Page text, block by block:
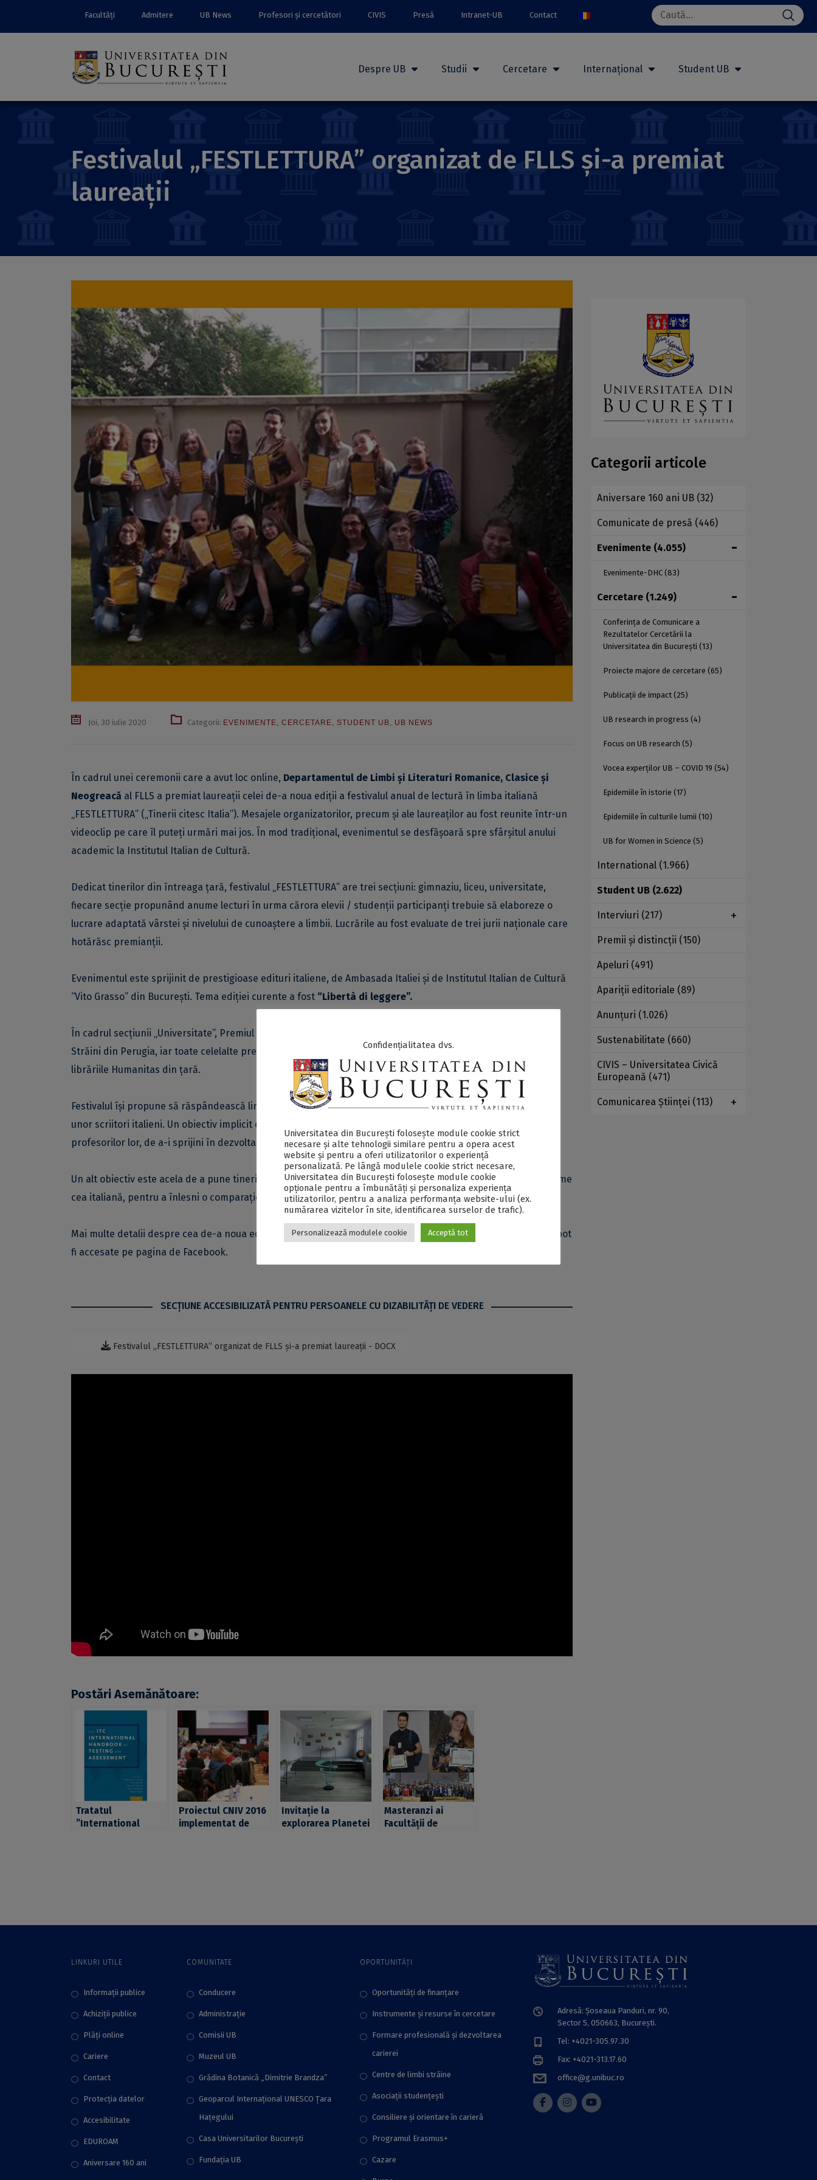
Facultăți Admitere UB News Profesori și cercetători CIVIS Presă Intranet-UB Contact
Search
for:
Despre UB Studii Cercetare Internațional Student UB
Festivalul „FESTLETTURA” organizat de FLLS și-a premiat
laureații
Joi, 30 iulie 2020 Categorii: EVENIMENTE, CERCETARE, STUDENT UB, UB NEWS
În cadrul unei ceremonii care a avut loc online, Departamentul de Limbi şi Literaturi Romanice, Clasice și
Neogreacă al FLLS a premiat laureații celei de-a noua ediții a festivalul anual de lectură în limba italiană
„FESTLETTURA” („Tinerii citesc Italia”). Mesajele organizatorilor, precum și ale laureaților au fost reunite într-un
videoclip pe care îl puteți urmări mai jos. În mod tradițional, evenimentul se desfășoară spre sfârșitul anului
academic la Institutul Italian de Cultură.
Dedicat tinerilor din întreaga țară, festivalul „FESTLETTURA” are trei secțiuni: gimnaziu, liceu, universitate,
fiecare secție propunând anume lecturi în urma cărora elevii / studenții participanți trebuie să elaboreze o
lucrare adaptată vârstei și nivelului de cunoaștere a limbii. Lucrările au fost evaluate de trei jurii naționale care
hotărăsc premianții.
Evenimentul este sprijinit de prestigioase edituri italiene, de Ambasada Italiei și de Institutul Italian de Cultură
“Vito Grasso” din București. Tema ediției curente a fost “Libertà di leggere”.
În cadrul secțiunii „Universitate”, Premiul I a constat într-o bursă la cursurile de vară la Universitatea pentru
Străini din Perugia, iar toate celelalte premii – în vouchere valorice care pot fi cheltuite în oricare dintre
librăriile Humanitas din țară.
Festivalul își propune să răspândească limba și cultura italiană în România prin lectura de cărți aparținând
unor scriitori italieni. Un obiectiv implicit este acela de a educa tinerii în spiritul lecturii și, sub îndrumarea
profesorilor lor, de a-i sprijini în dezvoltarea judecății critice și a capacității de interpretare.
Un alt obiectiv este acela de a pune tinerii români în fața unei alte realități sociale, politice și culturale, și anume
cea italiană, pentru a înlesni o comparație și o plasare corectă a lor înșiși în noua societate a Europei Unite.
Mai multe detalii despre cea de-a noua ediție a festivalului anual de lectură în limba italiană „FESTLETTURA” pot
fi accesate pe pagina de Facebook.
SECŢIUNE ACCESIBILIZATĂ PENTRU PERSOANELE CU DIZABILITĂŢI DE VEDERE
Festivalul „FESTLETTURA” organizat de FLLS și-a premiat laureații - DOCX
Postări Asemănătoare:
Tratatul
”International
Americani
Proiectul CNIV 2016
implementat de
Invitație la
explorarea Planetei
Hațegului
Masteranzi ai
Facultății de
Categorii articole
Aniversare 160 ani UB (32)
Comunicate de presă (446)
Evenimente (4.055)
Evenimente-DHC (83)
Cercetare (1.249)
Conferința de Comunicare a
Rezultatelor Cercetării la
Universitatea din București (13)
Proiecte majore de cercetare (65)
Publicații de impact (25)
UB research in progress (4)
Focus on UB research (5)
Vocea experților UB – COVID 19 (54)
Epidemiile în istorie (17)
Epidemiile în culturile lumii (10)
UB for Women in Science (5)
International (1.966)
Student UB (2.622)
Interviuri (217)
Premii şi distincţii (150)
Apeluri (491)
Apariţii editoriale (89)
Anunţuri (1.026)
Sustenabilitate (660)
CIVIS – Universitatea Civică
Europeană (471)
Comunicarea Ştiinţei (113)
LINKURI UTILE
Informații publice
Achiziții publice
Plăţi online
Cariere
Contact
Protecţia datelor
Accesibilitate
EDUROAM
Aniversare 160 ani
COMUNITATE
Conducere
Administraţie
Comisii UB
Muzeul UB
Grădina Botanică „Dimitrie Brandza”
Geoparcul Internațional UNESCO Țara
Hațegului
Casa Universitarilor București
Fundaţia UB
OPORTUNITĂȚI
Oportunități de finanțare
Instrumente și resurse în cercetare
Formare profesională și dezvoltarea
carierei
Centre de limbi străine
Asociații studențești
Consiliere şi orientare în carieră
Programul Erasmus+
Cazare
Adresă: Șoseaua Panduri, nr. 90,
Sector 5, 050663, Bucureşti.
Tel: +4021-305.97.30
Fax: +4021-313.17.60
office@g.unibuc.ro
Confidențialitatea dvs.
Universitatea din București folosește module cookie strict
necesare și alte tehnologii similare pentru a opera acest
website și pentru a oferi utilizatorilor o experiență
personalizată. Pe lângă modulele cookie strict necesare,
Universitatea din București folosește module cookie
opționale pentru a îmbunătăți și personaliza experiența
utilizatorilor, pentru a analiza performanța website-ului (ex.
numărarea vizitelor în site, identificarea surselor de trafic).
Personalizează modulele cookie Acceptă tot